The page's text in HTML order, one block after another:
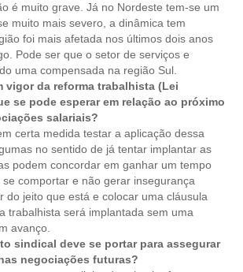
é muito grave. Já no Nordeste tem-se um
muito mais severo, a dinâmica tem
foi mais afetada nos últimos dois anos
Pode ser que o setor de serviços e
uma compensada na região Sul.
vigor da reforma trabalhista (Lei
se pode esperar em relação ao próximo
salariais?
certa medida testar a aplicação dessa
no sentido de já tentar implantar as
podem concordar em ganhar um tempo
comportar e não gerar insegurança
do jeito que está e colocar uma cláusula
trabalhista será implantada sem uma
avanço.
sindical deve se portar para assegurar
negociações futuras?